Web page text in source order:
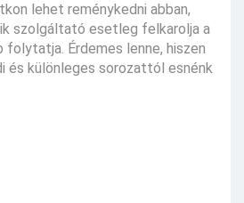
lehet reménykedni abban,
szolgáltató esetleg felkarolja a
Érdemes lenne, hiszen
és különleges sorozattól esnénk